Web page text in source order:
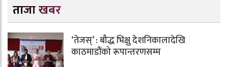
ताजा खबर
‘तेजस्’ : बौद्ध भिक्षु देशनिकालादेखि
काठमाडौंको रूपान्तरणसम्म